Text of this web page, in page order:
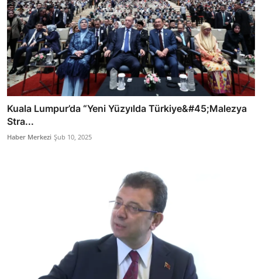
Kuala Lumpur’da “Yeni Yüzyılda Türkiye&#45;Malezya
Stra...
Haber Merkezi Şub 10, 2025